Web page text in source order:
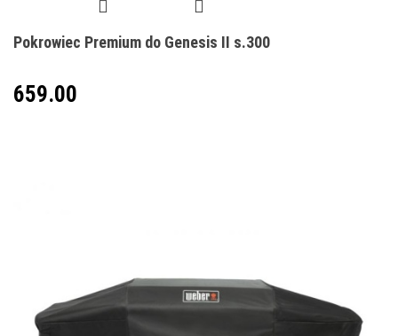
Pokrowiec Premium do Genesis II s.300
659.00